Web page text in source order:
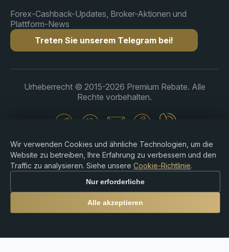
Forex-Cashback-Updates, Broker-Aktionen und
Plattform-News
Treten Sie unserem Telegram bei!
Urheberrecht © 2015-2026 Premium Rebate. Alle
Rechte vorbehalten.
Risikohinweis: Der Handel mit Forex, CFDs,
Kryptowährungen und gehebelten Produkten ist mit
erheblichen Verlustrisiken verbunden und
Rebate Group ist eine unabhängige Rebate- und
Empfehlungsplattform und bietet keine Broker-,
Anlageberatungs-, Verwahrungs- oder
die Einhaltung der lokalen Gesetze und Vorschriften.
Wir verwenden Cookies und ähnliche Technologien, um die
Website zu betreiben, Ihre Erfahrung zu verbessern und den
Traffic zu analysieren. Siehe unsere Cookie-Richtlinie.
Nur erforderliche
Alle akzeptieren